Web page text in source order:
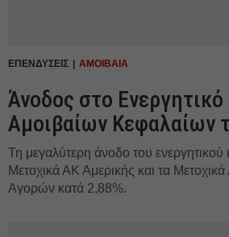
ΕΠΕΝΔΥΣΕΙΣ ΑΜΟΙΒΑΙΑ
Άνοδος στο
Αμοιβαίων Κεφαλαίων
Τη μεγαλύτερη άνοδο του ενεργητικού
Μετοχικά ΑΚ Αμερικής και τα
Αγορών κατά 2,88%.